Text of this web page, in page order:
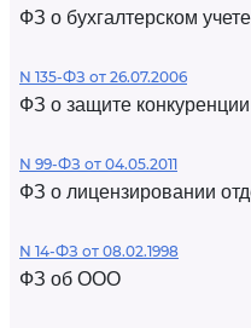
ФЗ о бухгалтерском учете
N 135-ФЗ от 26.07.2006
ФЗ о защите конкуренции
N 99-ФЗ от 04.05.2011
ФЗ о лицензировании
N 14-ФЗ от 08.02.1998
ФЗ об ООО